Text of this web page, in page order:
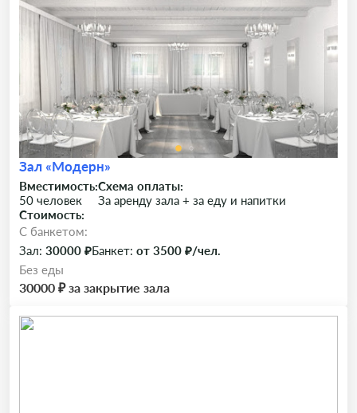
Зал «Модерн»
Вместимость:
50 человек
Схема оплаты:
За аренду зала + за еду и напитки
Стоимость:
C банкетом:
Зал: 30000 ₽Банкет: от 3500 ₽/чел.
Без еды
30000 ₽ за закрытие зала